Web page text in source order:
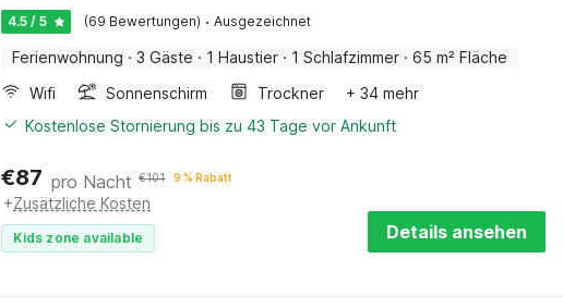
4.5 / 5 (69 Bewertungen) · Ausgezeichnet
Ferienwohnung · 3 Gäste · 1 Haustier · 1 Schlafzimmer · 65 m² Fläche
Wifi
Sonnenschirm Trockner
+ 34 mehr
Kostenlose Stornierung bis zu 43 Tage vor Ankunft
€87 pro Nacht €101 9 % Rabatt
+Zusätzliche Kosten
Kids zone available Details ansehen